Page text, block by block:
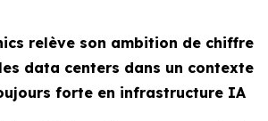
relève son ambition de chiffre
data centers dans un contexte
forte en infrastructure IA